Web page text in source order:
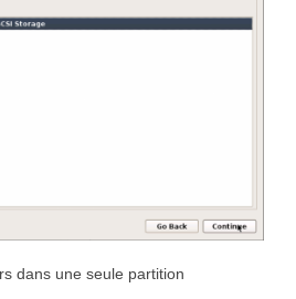
dans une seule partition